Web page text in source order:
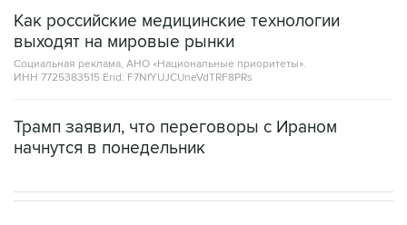
Как российские медицинские технологии
выходят на мировые рынки
Социальная реклама, АНО «Национальные приоритеты».
ИНН 7725383515 Erid: F7NfYUJCUneVdTRF8PRs
Трамп заявил, что переговоры с Ираном
начнутся в понедельник